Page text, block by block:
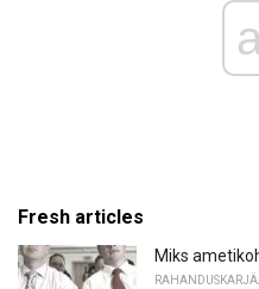
Fresh articles
Miks